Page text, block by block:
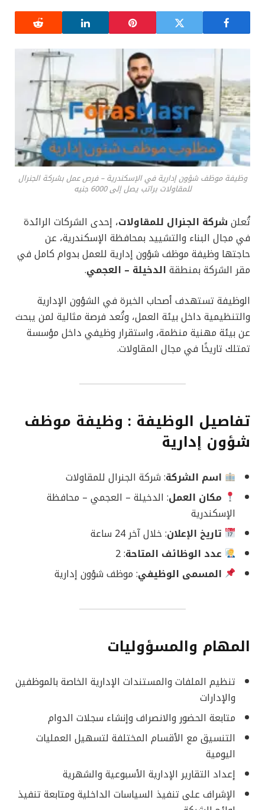
وظيفة موظف شؤون إدارية في الإسكندرية – فرص عمل بشركة الجنرال
للمقاولات براتب يصل إلى 6000 جنيه
تُعلن شركة الجنرال للمقاولات، إحدى الشركات الرائدة
في مجال البناء والتشييد بمحافظة الإسكندرية، عن
حاجتها وظيفة موظف شؤون إدارية للعمل بدوام كامل في
مقر الشركة بمنطقة الدخيلة – العجمي.
الوظيفة تستهدف أصحاب الخبرة في الشؤون الإدارية
والتنظيمية داخل بيئة العمل، وتُعد فرصة مثالية لمن يبحث
عن بيئة مهنية منظمة، واستقرار وظيفي داخل مؤسسة
تمتلك تاريخًا في مجال المقاولات.
تفاصيل الوظيفة : وظيفة موظف
شؤون إدارية
اسم الشركة: شركة الجنرال للمقاولات
مكان العمل: الدخيلة – العجمي – محافظة
الإسكندرية
تاريخ الإعلان: خلال آخر 24 ساعة
عدد الوظائف المتاحة: 2
المسمى الوظيفي: موظف شؤون إدارية
المهام والمسؤوليات
تنظيم الملفات والمستندات الإدارية الخاصة بالموظفين
والإدارات
متابعة الحضور والانصراف وإنشاء سجلات الدوام
التنسيق مع الأقسام المختلفة لتسهيل العمليات
اليومية
إعداد التقارير الإدارية الأسبوعية والشهرية
الإشراف على تنفيذ السياسات الداخلية ومتابعة تنفيذ